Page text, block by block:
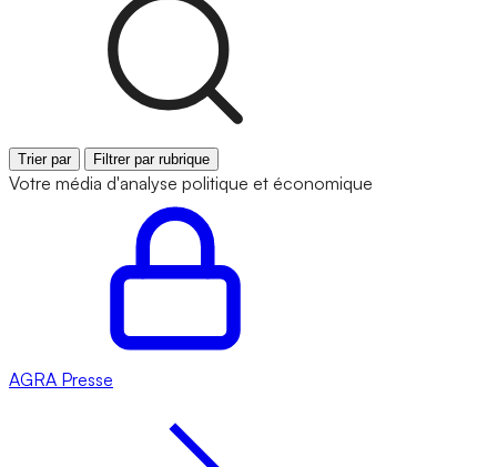
Trier par Filtrer par rubrique
Votre média d'analyse politique et économique
AGRA Presse